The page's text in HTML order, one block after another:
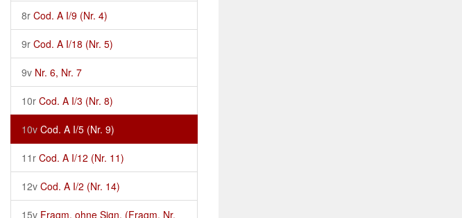
8r Cod. A I/9 (Nr. 4)
9r Cod. A I/18 (Nr. 5)
9v Nr. 6, Nr. 7
10r Cod. A I/3 (Nr. 8)
10v Cod. A I/5 (Nr. 9)
11r Cod. A I/12 (Nr. 11)
12v Cod. A I/2 (Nr. 14)
15v Fragm. ohne Sign. (Fragm. Nr.